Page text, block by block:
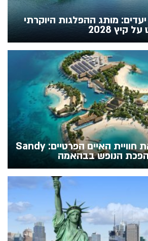
אוניות, 178 יעדים: מותג ההפלגות היוקרתי
2028
MSC מרחיבה את חוויית האיים הפרטיים: Sandy